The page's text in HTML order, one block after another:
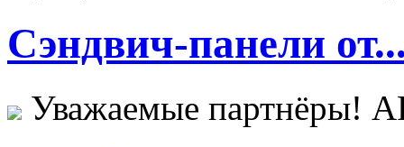
Сэндвич-панели
Уважаемые